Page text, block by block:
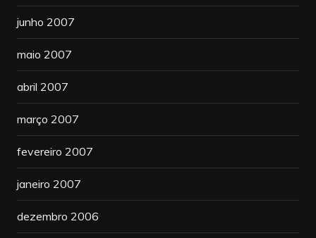
junho 2007
maio 2007
abril 2007
março 2007
fevereiro 2007
janeiro 2007
dezembro 2006